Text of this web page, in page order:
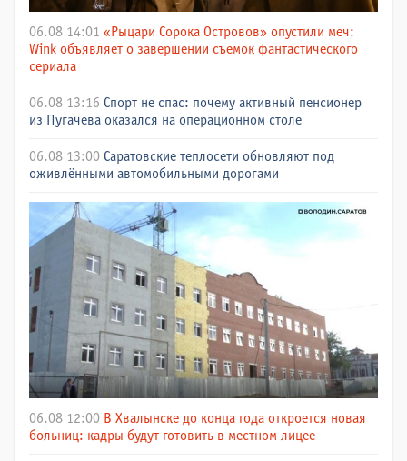
06.08 14:01 «Рыцари Сорока Островов» опустили меч:
Wink объявляет о завершении съемок фантастического
сериала
06.08 13:16 Спорт не спас: почему активный пенсионер
из Пугачева оказался на операционном столе
06.08 13:00 Саратовские теплосети обновляют под
оживлёнными автомобильными дорогами
06.08 12:00 В Хвалынске до конца года откроется новая
больниц: кадры будут готовить в местном лицее